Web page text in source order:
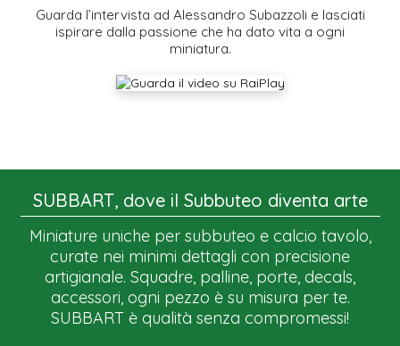
Guarda l’intervista ad Alessandro Subazzoli e lasciati
ispirare dalla passione che ha dato vita a ogni
miniatura.
SUBBART, dove il Subbuteo diventa arte
Miniature uniche per subbuteo e calcio tavolo,
curate nei minimi dettagli con precisione
artigianale. Squadre, palline, porte, decals,
accessori, ogni pezzo è su misura per te.
SUBBART è qualità senza compromessi!